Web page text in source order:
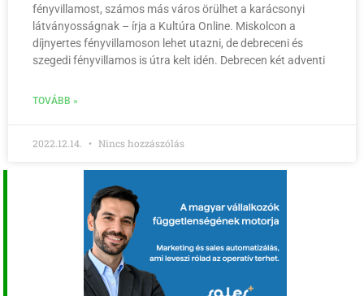
fényvillamost, számos más város örülhet a karácsonyi
látványosságnak – írja a Kultúra Online. Miskolcon a
díjnyertes fényvillamoson lehet utazni, de debreceni és
szegedi fényvillamos is útra kelt idén. Debrecen két adventi
TOVÁBB »
2022.12.14. Nincs hozzászólás